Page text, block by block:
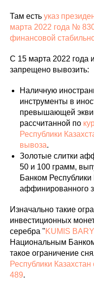
Там есть указ
марта 2022 года №
финансовой
С 15 марта 2022 года
запрещено вывозить:
Наличную
инструменты в
превышающей
рассчитанной по
Республики
вывоза.
Золотые слитки
50 и 100 грамм,
Банком Республики
аффинированного
Изначально такие
инвестиционных
серебра "KUMIS
Национальным
такое ограничение
Республики
489.